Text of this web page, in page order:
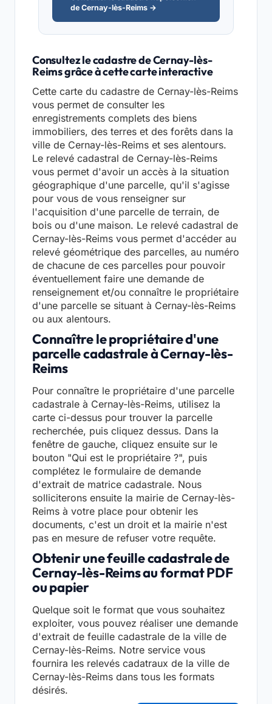
de Cernay-lès-Reims →
Consultez le cadastre de Cernay-lès-
Reims grâce à cette carte interactive
Cette carte du cadastre de Cernay-lès-Reims
vous permet de consulter les
enregistrements complets des biens
immobiliers, des terres et des forêts dans la
ville de Cernay-lès-Reims et ses alentours.
Le relevé cadastral de Cernay-lès-Reims
vous permet d'avoir un accès à la situation
géographique d'une parcelle, qu'il s'agisse
pour vous de vous renseigner sur
l'acquisition d'une parcelle de terrain, de
bois ou d'une maison. Le relevé cadastral de
Cernay-lès-Reims vous permet d'accéder au
relevé géométrique des parcelles, au numéro
de chacune de ces parcelles pour pouvoir
éventuellement faire une demande de
renseignement et/ou connaître le propriétaire
d'une parcelle se situant à Cernay-lès-Reims
ou aux alentours.
Connaître le propriétaire d'une
parcelle cadastrale à Cernay-lès-
Reims
Pour connaître le propriétaire d'une parcelle
cadastrale à Cernay-lès-Reims, utilisez la
carte ci-dessus pour trouver la parcelle
recherchée, puis cliquez dessus. Dans la
fenêtre de gauche, cliquez ensuite sur le
bouton "Qui est le propriétaire ?", puis
complétez le formulaire de demande
d'extrait de matrice cadastrale. Nous
solliciterons ensuite la mairie de Cernay-lès-
Reims à votre place pour obtenir les
documents, c'est un droit et la mairie n'est
pas en mesure de refuser votre requête.
Obtenir une feuille cadastrale de
Cernay-lès-Reims au format PDF
ou papier
Quelque soit le format que vous souhaitez
exploiter, vous pouvez réaliser une demande
d'extrait de feuille cadastrale de la ville de
Cernay-lès-Reims. Notre service vous
fournira les relevés cadatraux de la ville de
Cernay-lès-Reims dans tous les formats
désirés.